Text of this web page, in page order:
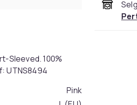
Sleeved. 100%
UTNS8494
Pink